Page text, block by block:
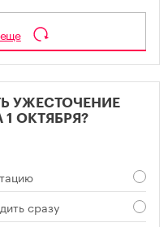
УЖЕСТОЧЕНИЕ
ОКТЯБРЯ?
сразу